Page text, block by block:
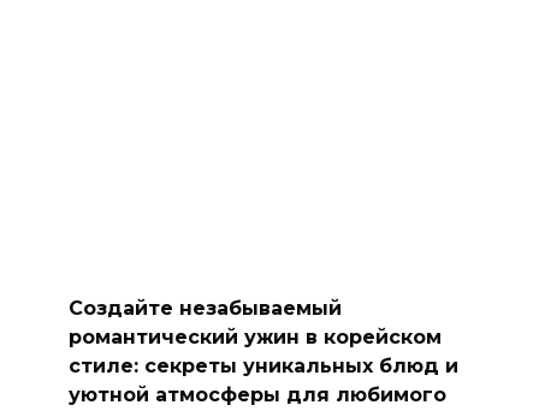
Создайте незабываемый
романтический ужин в корейском
стиле: секреты уникальных блюд и
уютной атмосферы для любимого